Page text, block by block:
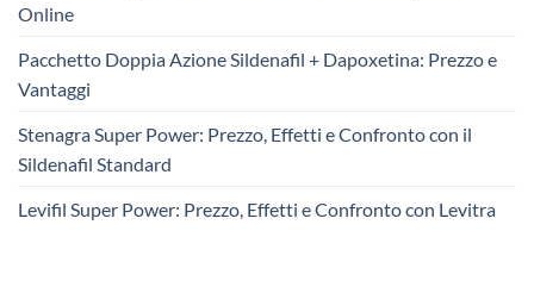
Online
Pacchetto Doppia Azione Sildenafil + Dapoxetina: Prezzo e
Vantaggi
Stenagra Super Power: Prezzo, Effetti e Confronto con il
Sildenafil Standard
Levifil Super Power: Prezzo, Effetti e Confronto con Levitra